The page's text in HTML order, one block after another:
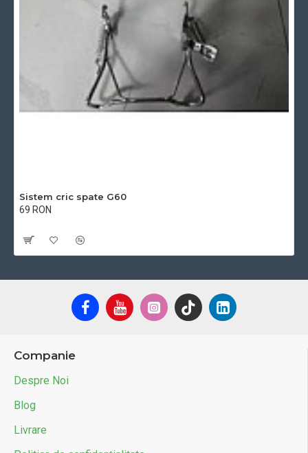
Sistem cric spate G60
69 RON
Companie
Despre Noi
Blog
Livrare